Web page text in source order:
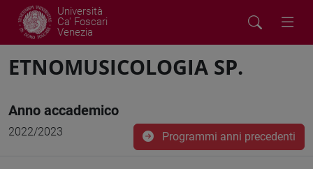
Università
Ca' Foscari
Venezia
ETNOMUSICOLOGIA SP.
Anno accademico
2022/2023 Programmi anni precedenti